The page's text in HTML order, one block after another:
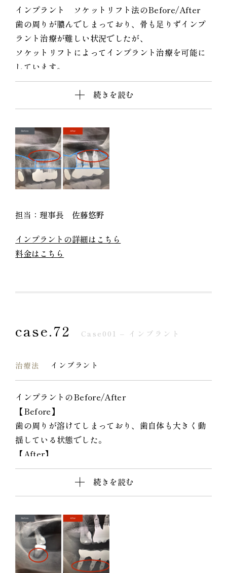
インプラント ソケットリフト法のBefore/After
歯の周りが膿んでしまっており、骨も足りずインプ
ラント治療が難しい状況でしたが、
ソケットリフトによってインプラント治療を可能に
しています。
続きを読む
担当：理事長 佐藤悠野
インプラントの詳細はこちら
料金はこちら
case.72 Case001 – インプラント
治療法 インプラント
インプラントのBefore/After
【Before】
歯の周りが溶けてしまっており、歯自体も大きく動
揺している状態でした。
【After】
自己由来の成長因子を用いた骨造成法によって骨を
再生し、しっかりとしたインプラント治療が行えて
います。
続きを読む